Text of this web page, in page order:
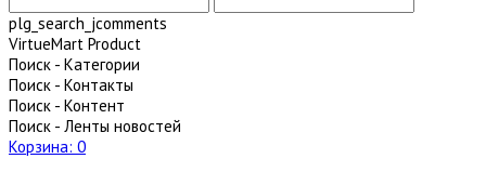
plg_search_jcomments
VirtueMart Product
Поиск - Категории
Поиск - Контакты
Поиск - Контент
Поиск - Ленты новостей
Корзина: 0